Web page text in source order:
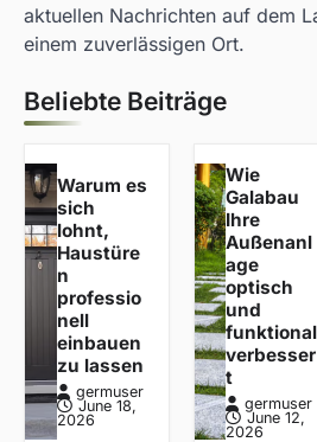
aktuellen Nachrichten auf dem
einem zuverlässigen Ort.
Beliebte Beiträge
Warum es
sich
lohnt,
Haustüre
n
professio
nell
einbauen
zu lassen
germuser
June 18,
2026
Wie
Galabau
Ihre
Außenanl
age
optisch
und
funktional
verbesser
t
germuser
June 12,
2026